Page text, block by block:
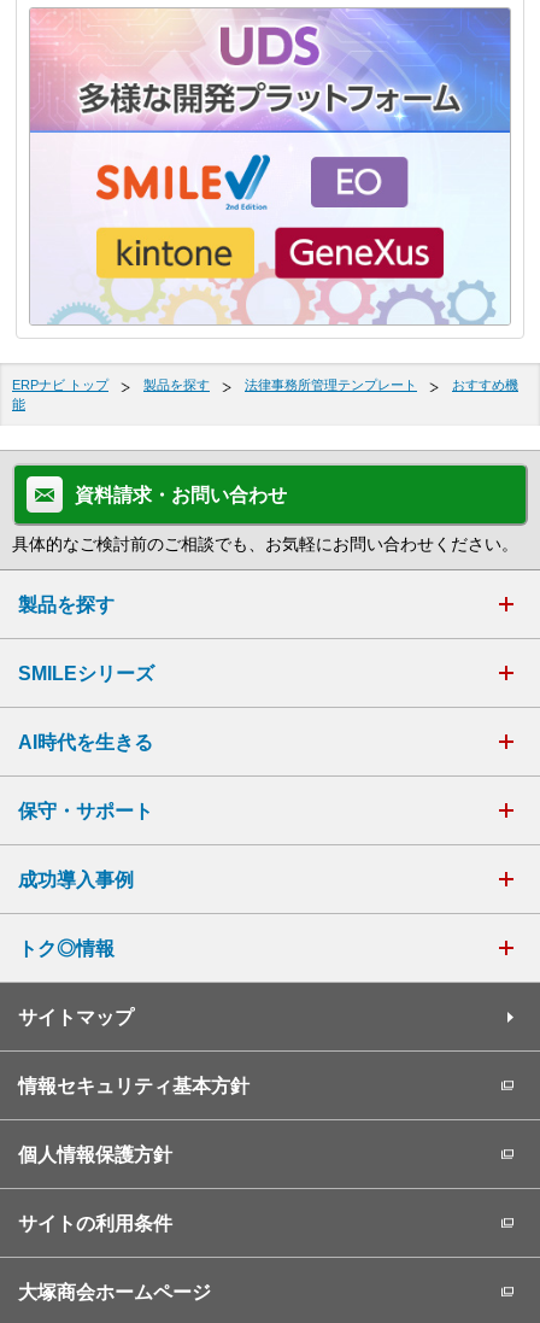
ERPナビ トップ 製品を探す 法律事務所管理テンプレート
おすすめ機
能
資料請求・お問い合わせ
具体的なご検討前のご相談でも、お気軽にお問い合わせください。
製品を探す
SMILEシリーズ
AI時代を生きる
保守・サポート
成功導入事例
トク◎情報
サイトマップ
情報セキュリティ基本方針
個人情報保護方針
サイトの利用条件
大塚商会ホームページ